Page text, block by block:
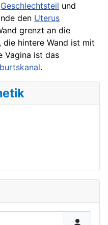
Geschlechtsteil und
den Uterus
grenzt an die
, die hintere Wand ist mit
Vagina ist das
.